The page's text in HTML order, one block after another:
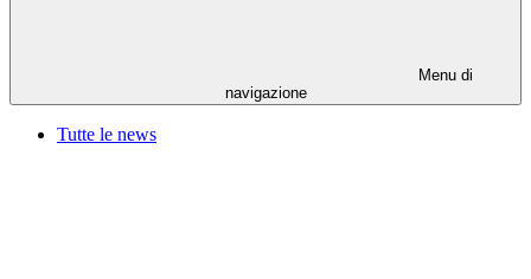
Menu di
navigazione
Tutte le news